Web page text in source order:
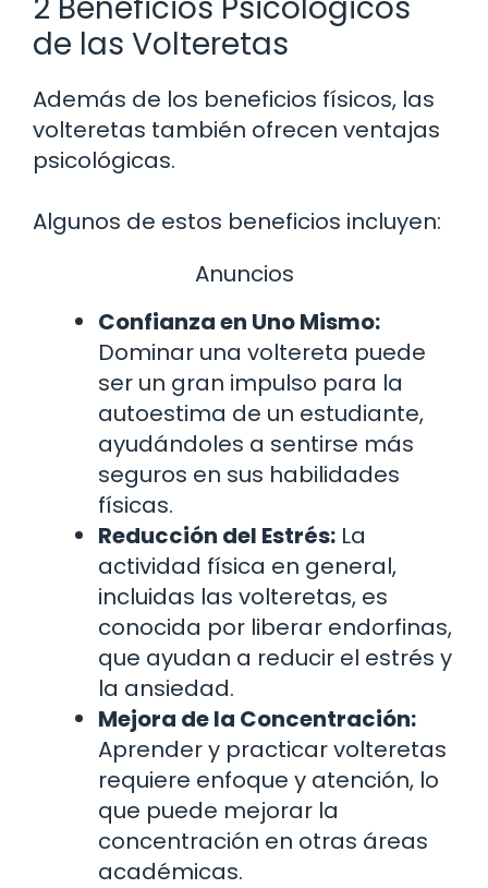
de las Volteretas
Además de los beneficios físicos, las
volteretas también ofrecen ventajas
psicológicas.
Algunos de estos beneficios incluyen:
Anuncios
Confianza en Uno Mismo:
Dominar una voltereta puede
ser un gran impulso para la
autoestima de un estudiante,
ayudándoles a sentirse más
seguros en sus habilidades
físicas.
Reducción del Estrés: La
actividad física en general,
incluidas las volteretas, es
conocida por liberar endorfinas,
que ayudan a reducir el estrés y
la ansiedad.
Mejora de la Concentración:
Aprender y practicar volteretas
requiere enfoque y atención, lo
que puede mejorar la
concentración en otras áreas
académicas.